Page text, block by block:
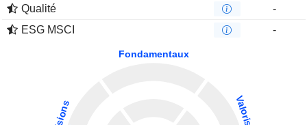
Qualité
-
ESG MSCI
-